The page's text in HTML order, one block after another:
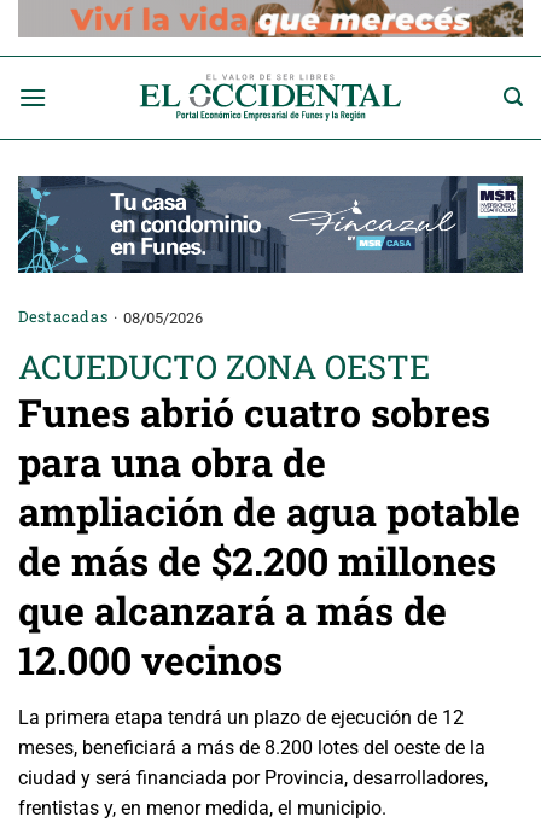
Destacadas 08/05/2026
ACUEDUCTO ZONA OESTE
Funes abrió cuatro sobres
para una obra de
ampliación de agua potable
de más de $2.200 millones
que alcanzará a más de
12.000 vecinos
La primera etapa tendrá un plazo de ejecución de 12
meses, beneficiará a más de 8.200 lotes del oeste de la
ciudad y será financiada por Provincia, desarrolladores,
frentistas y, en menor medida, el municipio.